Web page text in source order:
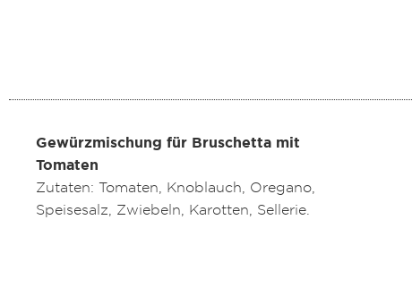
Gewürzmischung für Bruschetta mit
Tomaten
Zutaten: Tomaten, Knoblauch, Oregano,
Speisesalz, Zwiebeln, Karotten, Sellerie.